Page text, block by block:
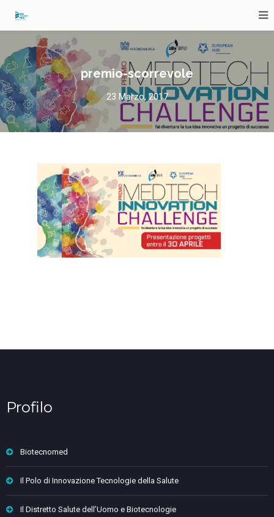
premio-scorrevole
23 Marzo, 2017
Profilo
Biotecnomed
Il Polo di Innovazione Tecnologie della Salute
Il Distretto Salute dell’Uomo e Biotecnologie